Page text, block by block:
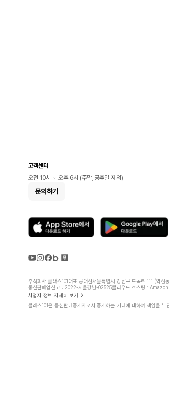
고객센터
오전 10시 ~ 오후 6시 (주말, 공휴일 제외)
문의하기
주식회사 클래스101대표 공대선서울특별시 강남구 도곡로 111 (역삼
통신판매업신고 : 2022-서울강남-02525클라우드 호스팅 :
사업자 정보 자세히 보기
클래스101은 통신판매중개자로서 중개하는 거래에 대하여 책임을 부